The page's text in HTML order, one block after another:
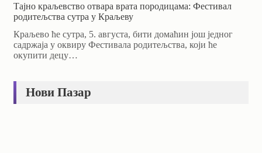
Тајно краљевство отвара врата породицама: Фестивал
родитељства сутра у Краљеву
Краљево ће сутра, 5. августа, бити домаћин још једног
садржаја у оквиру Фестивала родитељства, који ће
окупити децу…
Нови Пазар